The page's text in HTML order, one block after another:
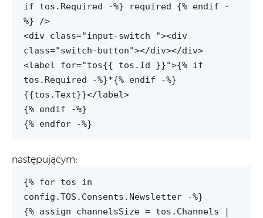
if tos.Required -%} required {% endif -
%} />
<div class="input-switch "><div
class="switch-button"></div></div>
<label for="tos{{ tos.Id }}">{% if
tos.Required -%}*{% endif -%}
{{tos.Text}}</label>
{% endif -%}
{% endfor -%}
następującym:
{% for tos in
config.TOS.Consents.Newsletter -%}
{% assign channelsSize = tos.Channels |